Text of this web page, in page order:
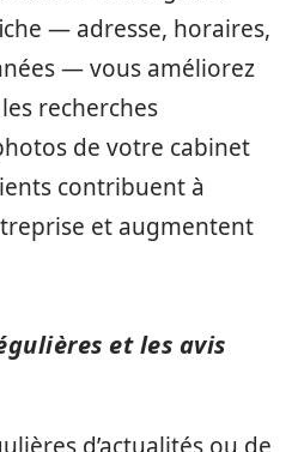
— adresse, horaires,
— vous améliorez
recherches
de votre cabinet
contribuent à
et augmentent
et les avis
d’actualités ou de